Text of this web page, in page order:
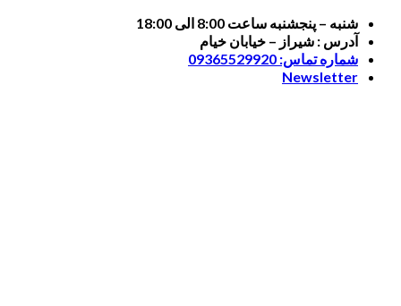
Skip
content
شنبه – پنجشنبه ساعت 8:00 الی 18:00
آدرس : شیراز – خیابان خیام
شماره تماس: 09365529920
Newsletter